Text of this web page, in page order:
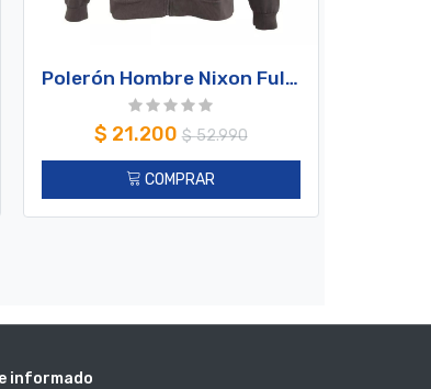
Polerón Hombre Nixon Full Zipper Charcoal Double Logo
$ 21.200 $52.990
COMPRAR
informado